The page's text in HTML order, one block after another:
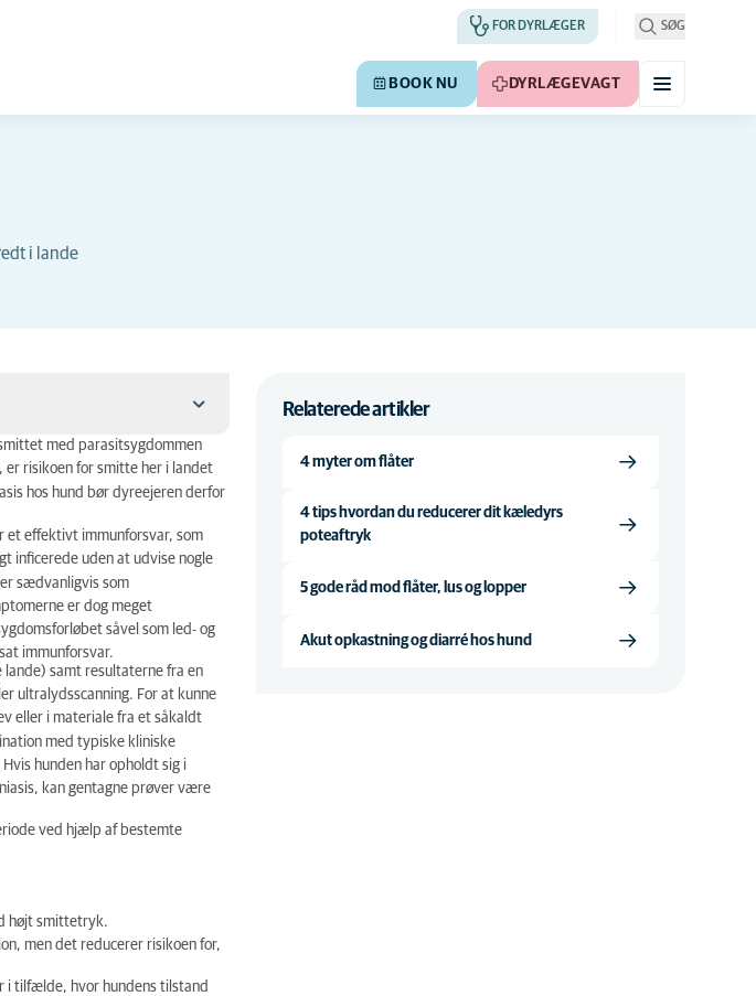
FOR DYRLÆGER SØG
BOOK NU DYRLÆGEVAGT
i lande
med parasitsygdommen
er risikoen for smitte her i landet
hos hund bør dyreejeren derfor
et effektivt immunforsvar, som
inficerede uden at udvise nogle
sædvanligvis som
er dog meget
såvel som led- og
immunforsvar.
samt resultaterne fra en
ultralydsscanning. For at kunne
eller i materiale fra et såkaldt
med typiske kliniske
hunden har opholdt sig i
kan gentagne prøver være
ved hjælp af bestemte
højt smittetryk.
men det reducerer risikoen for,
i tilfælde, hvor hundens tilstand
Relaterede artikler
4 myter om flåter
4 tips hvordan du reducerer dit kæledyrs
poteaftryk
5 gode råd mod flåter, lus og lopper
Akut opkastning og diarré hos hund